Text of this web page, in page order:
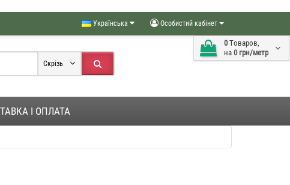
Особистий кабінет
Українська
0 Tоваров,
на 0 грн/метр
Скрізь
І ОПЛАТА